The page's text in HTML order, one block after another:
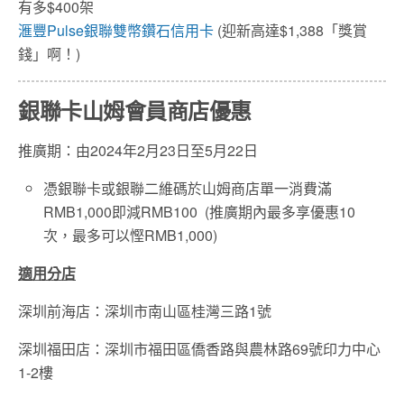
有多$400架
滙豐Pulse銀聯雙幣鑽石信用卡 (迎新高達$1,388「獎賞
錢」啊！)
銀聯卡山姆會員商店優惠
推廣期：由2024年2月23日至5月22日
憑銀聯卡或銀聯二維碼於山姆商店單一消費滿
RMB1,000即減RMB100 (推廣期內最多享優惠10
次，最多可以慳RMB1,000)
適用分店
深圳前海店：深圳市南山區桂灣三路1號
深圳福田店：深圳市福田區僑香路與農林路69號印力中心
1-2樓